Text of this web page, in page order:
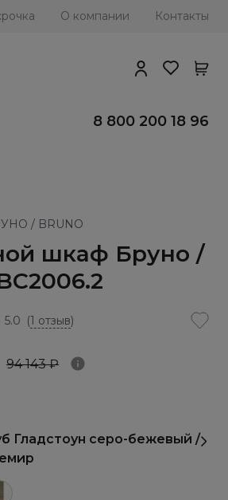
О компании Контакты
8 800 200 18 96
/ BRUNO
шкаф Бруно /
5.0 (1 отзыв)
94 143 ₽
Гладстоун серо-бежевый /